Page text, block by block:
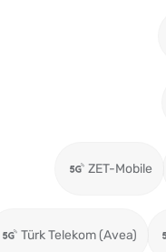
ZET-Mobile
Türk Telekom (Avea)